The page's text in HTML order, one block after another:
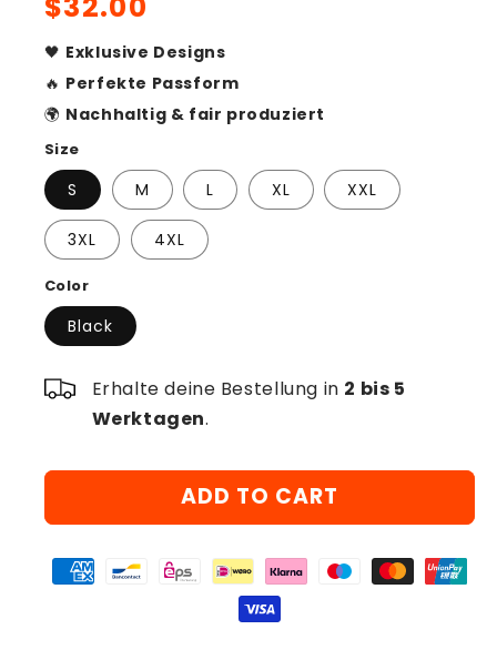
🖤 Exklusive Designs
🔥 Perfekte Passform
🌍 Nachhaltig & fair produziert
Size
S M L XL XXL
3XL 4XL
Color
Black
Erhalte deine Bestellung in 2 bis 5
Werktagen.
ADD TO CART